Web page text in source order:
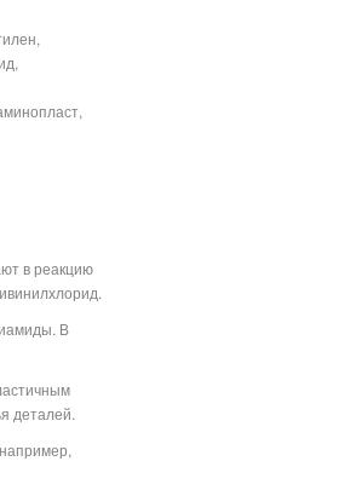
в реакцию
В
деталей.